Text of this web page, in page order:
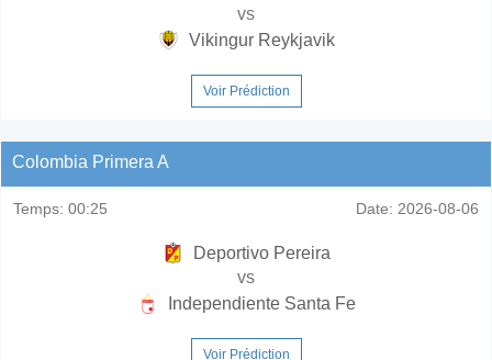
vs
Vikingur Reykjavik
Voir Prédiction
Colombia Primera A
Temps: 00:25 Date: 2026-08-06
Deportivo Pereira
vs
Independiente Santa Fe
Voir Prédiction